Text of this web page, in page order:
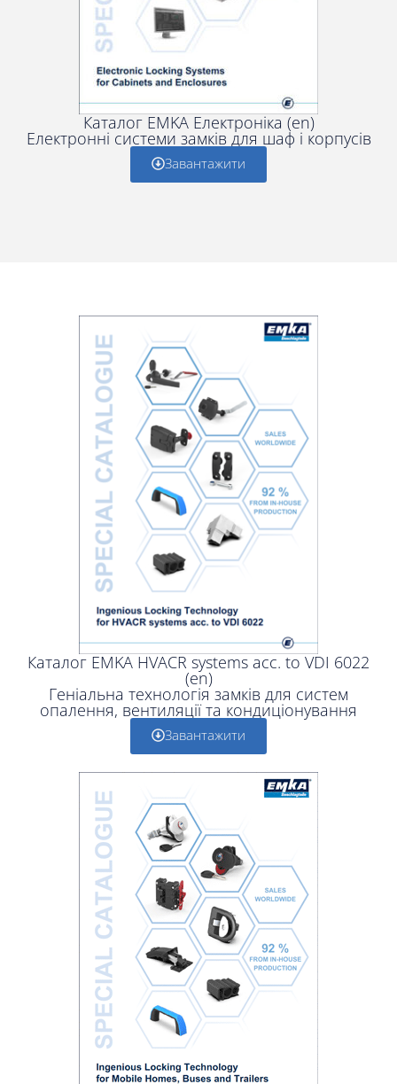
Каталог EMKA Електроніка (en)
Електронні системи замків для шаф і корпусів
Завантажити
Каталог EMKA HVACR systems acc. to VDI 6022
(en)
Геніальна технологія замків для систем
опалення, вентиляції та кондиціонування
Завантажити